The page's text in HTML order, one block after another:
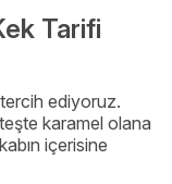
Tarifi
ediyoruz.
karamel olana
içerisine